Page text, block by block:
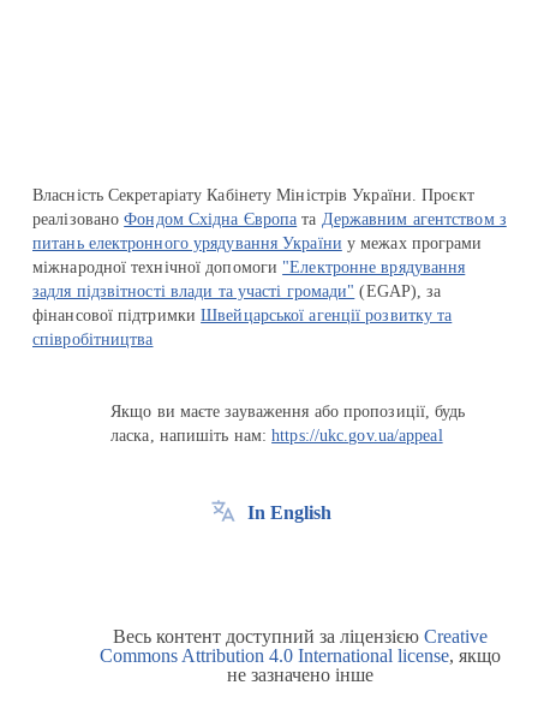
Власність Секретаріату Кабінету Міністрів України. Проєкт
реалізованоФондом Східна Європа та Державним агентством з
питань електронного урядування України у межах програми
міжнародної технічної допомоги "Електронне врядування
задля підзвітності влади та участі громади" (EGAP), за
фінансової підтримкиШвейцарської агенції розвитку та
співробітництва
Якщо ви маєте зауваження або пропозиції, будь
ласка, напишіть нам:https://ukc.gov.ua/appeal
In English
Весь контент доступний за ліцензією Creative
Commons Attribution 4.0 International license, якщо
не зазначено інше